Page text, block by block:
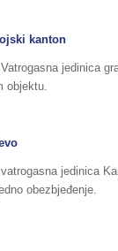
kanton
Vatrogasna jedinica
objektu.
jedinica
obezbjeđenje.